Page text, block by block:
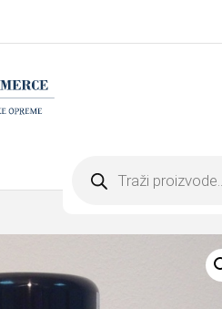
search